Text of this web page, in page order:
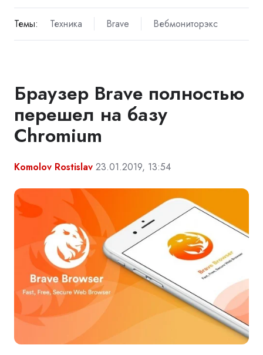
Темы: Техника Brave Вебмониторэкс
Браузер Brave полностью
перешел на базу
Chromium
Komolov Rostislav 23.01.2019, 13:54